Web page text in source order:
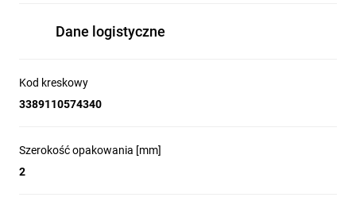
Dane logistyczne
Kod kreskowy
3389110574340
Szerokość opakowania [mm]
2